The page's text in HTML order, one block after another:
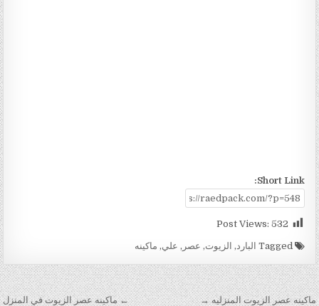
Short Link:
Post Views: 532
Tagged البارد, الزيوت, عصر , علي, ماكينه
← ماكينه عصر الزيوت في المنزل ماكينه عصر الزيوت المنزليه →